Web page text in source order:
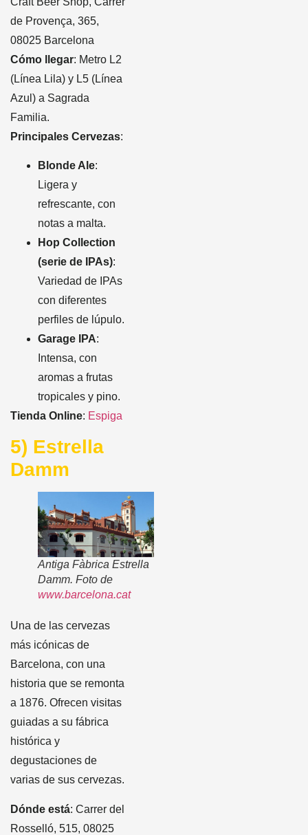
de Provença, 365,
08025 Barcelona
Cómo llegar: Metro L2
(Línea Lila) y L5 (Línea
Azul) a Sagrada
Familia.
Principales Cervezas:
Blonde Ale:
Ligera y
refrescante, con
notas a malta.
Hop Collection
(serie de IPAs):
Variedad de IPAs
con diferentes
perfiles de lúpulo.
Garage IPA:
Intensa, con
aromas a frutas
tropicales y pino.
Tienda Online: Espiga
5) Estrella
Damm
Antiga Fàbrica Estrella
Damm. Foto de
www.barcelona.cat
Una de las cervezas
más icónicas de
Barcelona, con una
historia que se remonta
a 1876. Ofrecen visitas
guiadas a su fábrica
histórica y
degustaciones de
varias de sus cervezas.
Dónde está: Carrer del
Rosselló, 515, 08025